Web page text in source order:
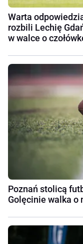
Warta
rozbili Lechię
w walce o
Poznań stolicą
Golęcinie walka o